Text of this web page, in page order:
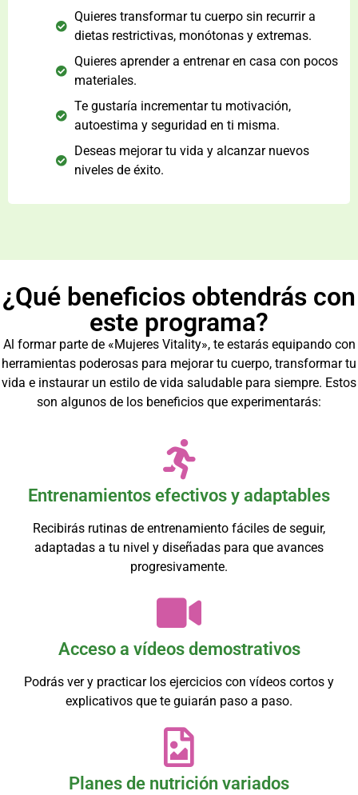
Quieres transformar tu cuerpo sin recurrir a
dietas restrictivas, monótonas y extremas.
Quieres aprender a entrenar en casa con pocos
materiales.
Te gustaría incrementar tu motivación,
autoestima y seguridad en ti misma.
Deseas mejorar tu vida y alcanzar nuevos
niveles de éxito.
¿Qué beneficios obtendrás con
este programa?
Al formar parte de «Mujeres Vitality», te estarás equipando con
herramientas poderosas para mejorar tu cuerpo, transformar tu
vida e instaurar un estilo de vida saludable para siempre. Estos
son algunos de los beneficios que experimentarás:
Entrenamientos efectivos y adaptables
Recibirás rutinas de entrenamiento fáciles de seguir,
adaptadas a tu nivel y diseñadas para que avances
progresivamente.
Acceso a vídeos demostrativos
Podrás ver y practicar los ejercicios con vídeos cortos y
explicativos que te guiarán paso a paso.
Planes de nutrición variados